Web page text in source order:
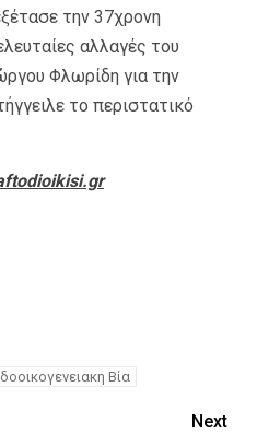
την 37χρονη
αλλαγές του
Φλωρίδη για την
το περιστατικό
Βία
Next